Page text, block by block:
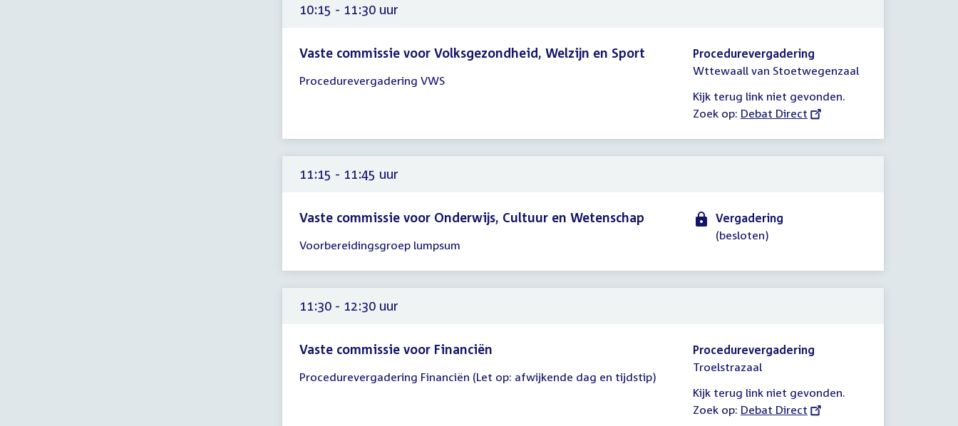
10:15 - 11:30 uur
Vaste commissie voor Volksgezondheid, Welzijn en Sport
vergadering
11:30
uur
Procedurevergadering VWS
Procedurevergadering
Wttewaall van Stoetwegenzaal
Kijk terug link niet gevonden.
Zoek op: External
Debat Direct
11:15 - 11:45 uur
Vaste commissie voor Onderwijs, Cultuur en Wetenschap
vergadering
11:15
-
11:45
Voorbereidingsgroep lumpsum
Vergadering
(besloten)
11:30 - 12:30 uur
Vaste commissie voor Financiën
vergadering
Procedurevergadering Financiën (Let op: afwijkende dag en tijdstip)
Procedurevergadering
Troelstrazaal
Kijk terug link niet gevonden.
Zoek op: External
Debat Direct